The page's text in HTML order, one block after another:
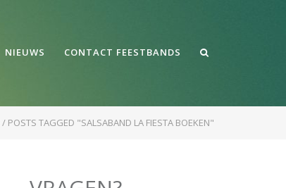
NIEUWS CONTACT FEESTBANDS
/ POSTS TAGGED "SALSABAND LA FIESTA BOEKEN"